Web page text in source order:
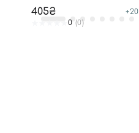
405₴ +20
0 (0)